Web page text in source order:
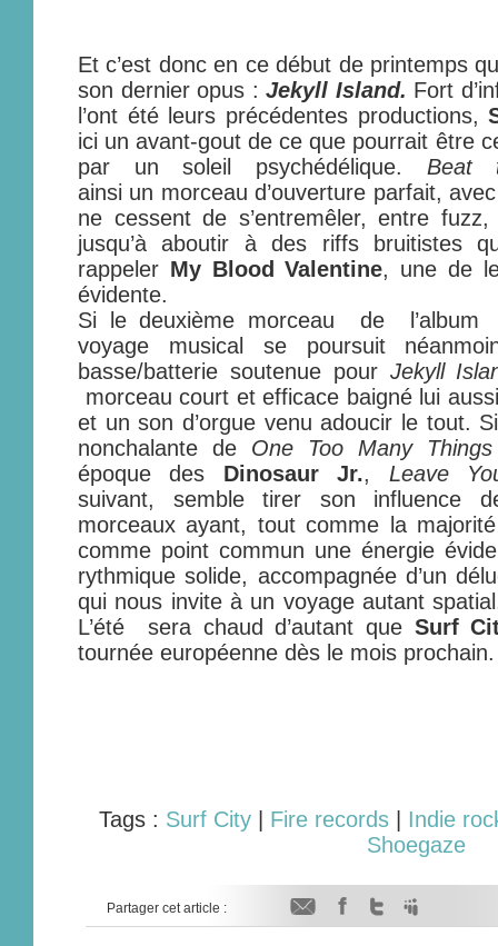
Et c’est donc en ce début de printemps
son dernier opus :Jekyll Island. Fort
l’ont été leurs précédentes productions,
ici un avant-gout de ce que pourrait être
par un soleil psychédélique. Beat
ainsi un morceau d’ouverture parfait,
ne cessent de s’entremêler, entre
jusqu’à aboutir à des riffs bruitistes
rappeler My Blood Valentine, une de
évidente.
Si le deuxième morceau de l’album
voyage musical se poursuit
basse/batterie soutenue pour Jekyll
morceau court et efficace baigné lui
et un son d’orgue venu adoucir le tout.
nonchalante de One Too Many Things
époque des Dinosaur Jr., Leave
suivant, semble tirer son influence
morceaux ayant, tout comme la
comme point commun une énergie
rythmique solide, accompagnée d’un
qui nous invite à un voyage autant
L’été sera chaud d’autant que Surf
tournée européenne dès le mois prochain.
Tags : Surf City Fire records
Indie
Shoegaze
Partager cet article :